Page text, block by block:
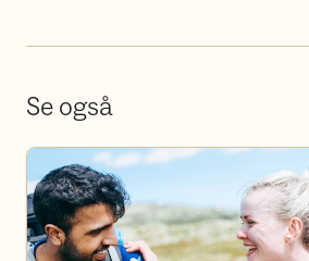
Se også
Bli frivillig